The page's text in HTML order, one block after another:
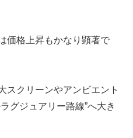
価格上昇もかなり顕著で
クリーンやアンビエント
グジュアリー路線”へ大き